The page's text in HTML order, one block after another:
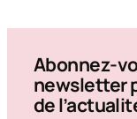
Abonnez-
newsletter
de